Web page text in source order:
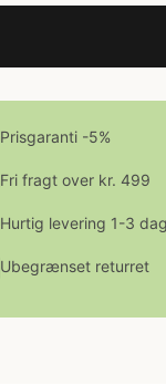
Prisgaranti -5%
Fri fragt over kr. 499
Hurtig levering 1-3
Ubegrænset returret